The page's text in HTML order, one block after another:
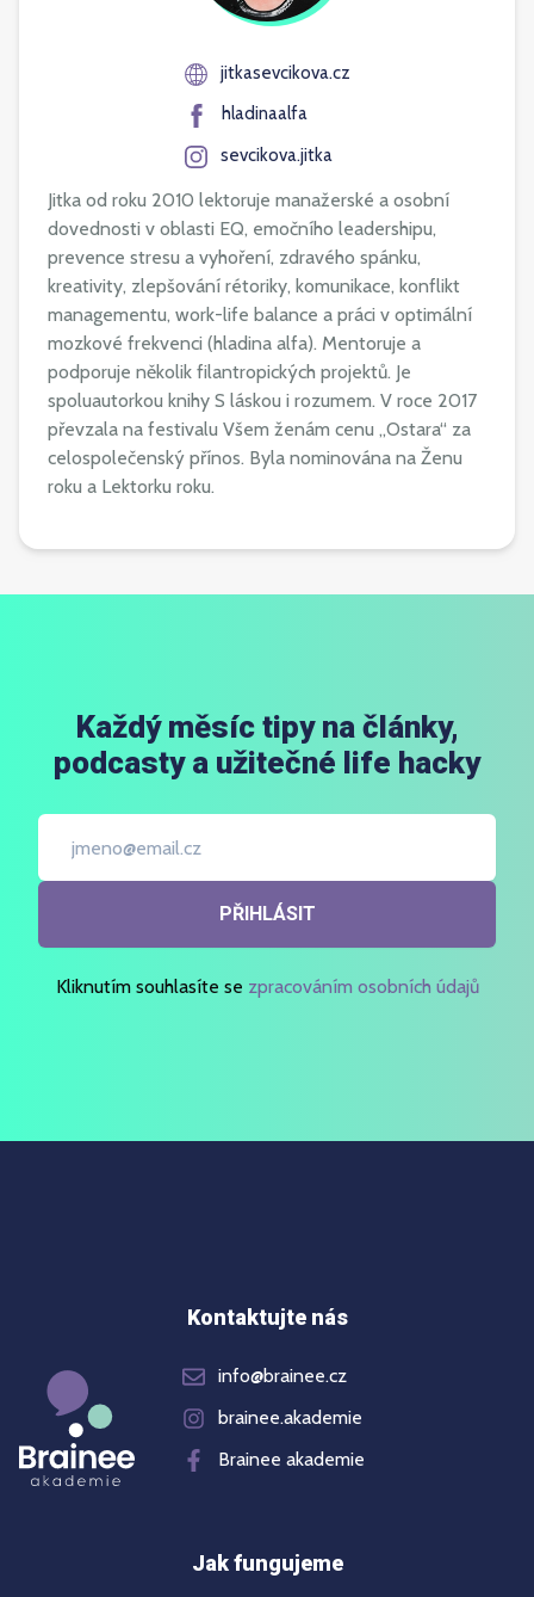
jitkasevcikova.cz
hladinaalfa
sevcikova.jitka
Jitka od roku 2010 lektoruje manažerské a osobní
dovednosti v oblasti EQ, emočního leadershipu,
prevence stresu a vyhoření, zdravého spánku,
kreativity, zlepšování rétoriky, komunikace, konflikt
managementu, work-life balance a práci v optimální
mozkové frekvenci (hladina alfa). Mentoruje a
podporuje několik filantropických projektů. Je
spoluautorkou knihy S láskou i rozumem. V roce 2017
převzala na festivalu Všem ženám cenu „Ostara“ za
celospolečenský přínos. Byla nominována na Ženu
roku a Lektorku roku.
Každý měsíc tipy na články,
podcasty a užitečné life hacky
PŘIHLÁSIT
Kliknutím souhlasíte se zpracováním osobních údajů
Kontaktujte nás
info@brainee.cz
brainee.akademie
Brainee akademie
Jak fungujeme